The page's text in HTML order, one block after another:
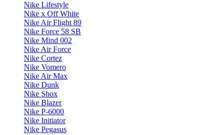
Nike Lifestyle
Nike x Off White
Nike Air Flight 89
Nike Force 58 SB
Nike Mind 002
Nike Air Force
Nike Cortez
Nike Vomero
Nike Air Max
Nike Dunk
Nike Shox
Nike Blazer
Nike P-6000
Nike Initiator
Nike Pegasus